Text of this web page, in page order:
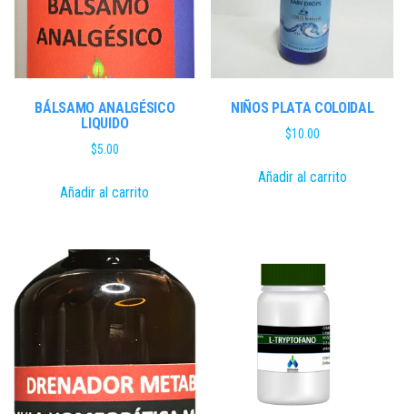
BÁLSAMO ANALGÉSICO
LIQUIDO
$5.00
Añadir al carrito
NIÑOS PLATA COLOIDAL
$10.00
Añadir al carrito